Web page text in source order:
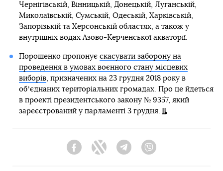
Чернігівській, Вінницькій, Донецькій, Луганській,
Миколаївській, Сумській, Одеській, Харківській,
Запорізькій та Херсонській областях, а також у
внутрішніх водах Азово-Керченської акваторії.
Порошенко пропонує скасувати заборону на
проведення в умовах воєнного стану місцевих
виборів, призначених на 23 грудня 2018 року в
обʼєднаних територіальних громадах. Про це йдеться
в проекті президентського закону № 9357, який
зареєстрований у парламенті 3 грудня.
FacebookTwitter Telegram